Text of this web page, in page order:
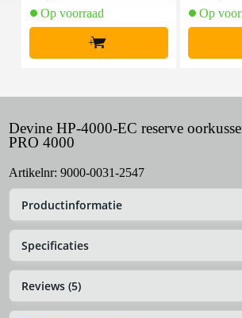
Op voorraad
+
Op
Devine HP-4000-EC reserve
PRO 4000
Artikelnr: 9000-0031-2547
Productinformatie
Specificaties
Reviews (5)